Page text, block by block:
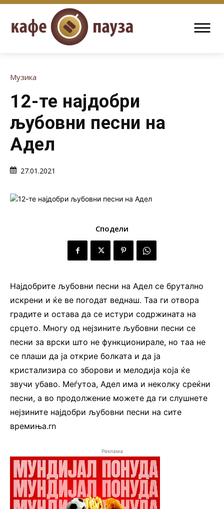
Музика
12-те најдобри
љубовни песни на
Адел
27.01.2021
Сподели
Најдобрите љубовни песни на Адел се брутално
искрени и ќе ве погодат веднаш. Таа ги отвора
градите и остава да се истури содржината на
срцето. Многу од нејзините љубовни песни се
песни за врски што не функционирале, но таа не
се плаши да ја открие болката и да ја
кристализира со зборови и мелодија која ќе
звучи убаво. Меѓутоа, Адел има и неколку среќни
песни, а во продолжение можете да ги слушнете
нејзините најдобри љубовни песни на сите
времиња.rn
Реклама